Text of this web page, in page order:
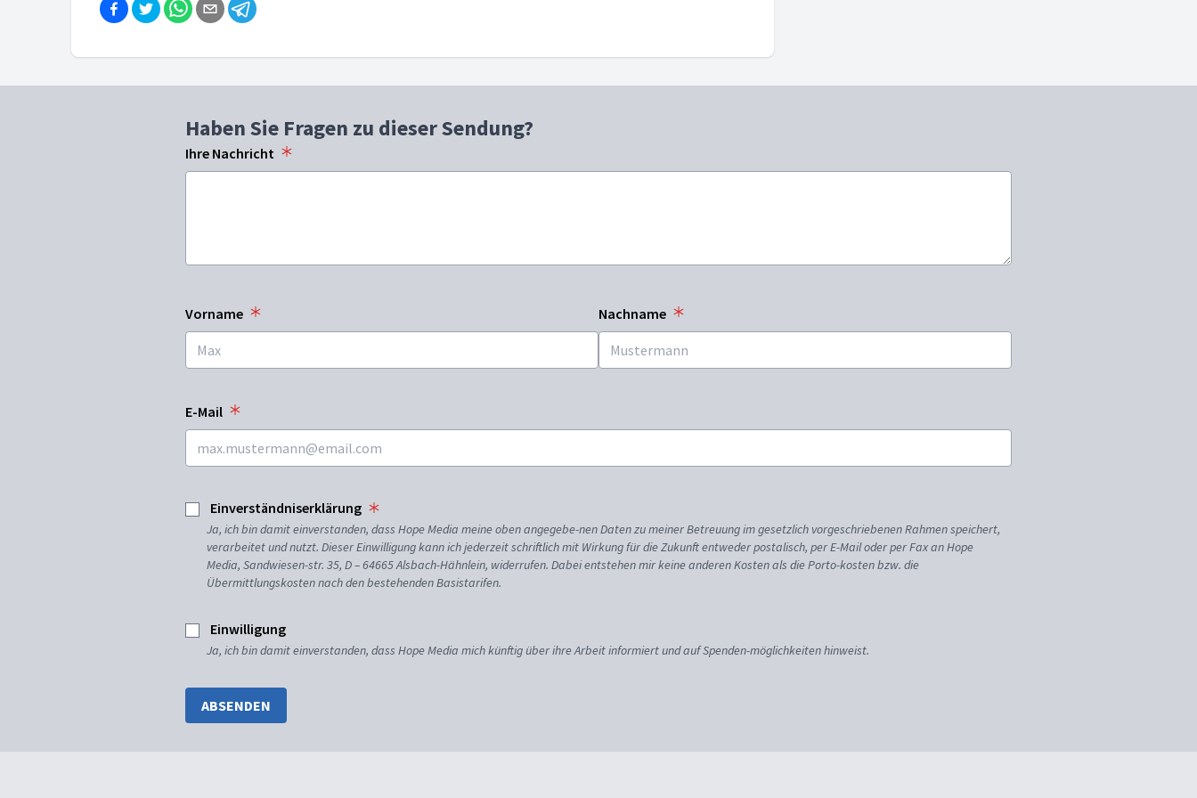
Haben Sie Fragen zu dieser Sendung?
Ihre Nachricht
Vorname Nachname
E-Mail
Einverständniserklärung
Ja, ich bin damit einverstanden, dass Hope Media meine oben angegebe-nen Daten zu meiner Betreuung im gesetzlich vorgeschriebenen Rahmen speichert,
verarbeitet und nutzt. Dieser Einwilligung kann ich jederzeit schriftlich mit Wirkung für die Zukunft entweder postalisch, per E-Mail oder per Fax an Hope
Media, Sandwiesen-str. 35, D – 64665 Alsbach-Hähnlein, widerrufen. Dabei entstehen mir keine anderen Kosten als die Porto-kosten bzw. die
Übermittlungskosten nach den bestehenden Basistarifen.
Einwilligung
Ja, ich bin damit einverstanden, dass Hope Media mich künftig über ihre Arbeit informiert und auf Spenden-möglichkeiten hinweist.
ABSENDEN